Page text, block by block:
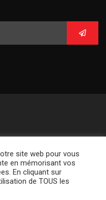
aucune prérogative de
aux personnes qui en
site web pour vous
en mémorisant vos
En cliquant sur
de TOUS les